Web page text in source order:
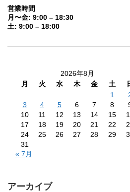
営業時間
月〜金: 9:00 – 18:30
土: 9:00 – 18:00
2026年8月
月
火 水 木 金 土
1
3
4 5 6 7 8
10
11 12 13 14 15
17
18 19 20 21 22
24
25 26 27 28 29
31
« 7月
アーカイブ